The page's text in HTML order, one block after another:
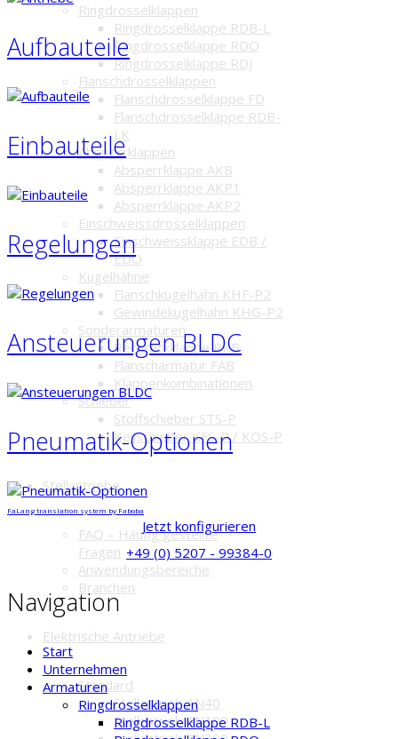
Ringdrosselklappen
Ringdrosselklappe RDB-L
Ringdrosselklappe RDO
Ringdrosselklappe RDJ
Flanschdrosselklappen
Flanschdrosselklappe FD
Flanschdrosselklappe RDB-
LK
Absperrklappen
Absperrklappe AKB
Absperrklappe AKP1
Absperrklappe AKP2
Einschweissdrosselklappen
Einschweissklappe EDB /
EDO
Kugelhähne
Flanschkugelhahn KHF-P2
Gewindekugelhahn KHG-P2
Sonderarmaturen
Rechteckklappe RKB
Flanscharmatur FAB
Klappenkombinationen
Schieber
Stoffschieber STS-P
Keilschieber KFS-P / KOS-P
Stellantriebe
FAQ – Häufig gestellte
Fragen
Anwendungsbereiche
Branchen
Elektrische Antriebe
Standard
Stellantrieb AN40
Stellantrieb AN100
Aufbauteile
Einbauteile
Regelungen
Ansteuerungen BLDC
Pneumatik-Optionen
FaLang translation system by Faboba
Jetzt konfigurieren
+49 (0) 5207 - 99384-0
Navigation
Start
Unternehmen
Armaturen
Ringdrosselklappen
Ringdrosselklappe RDB-L